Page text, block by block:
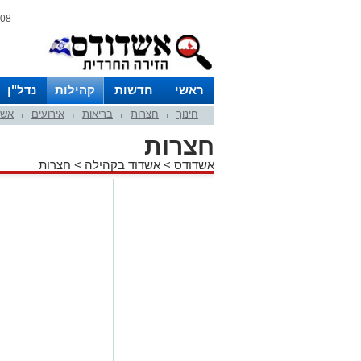
08 אוגוסט 2026 / 00:30
ראשי חדשות קהילות נדל"ן
חינוך חצרות בריאות אירועים
חצרות
אשדודס > אשדוד בקהילה > חצרות